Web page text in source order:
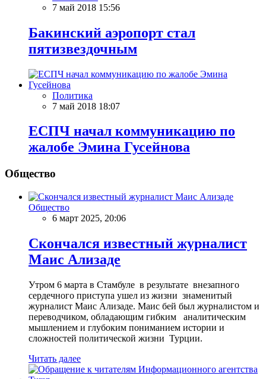
7 май 2018 15:56
Бакинский аэропорт стал
пятизвездочным
Политика
7 май 2018 18:07
ЕСПЧ начал коммуникацию по
жалобе Эмина Гусейнова
Общество
Общество
6 март 2025, 20:06
Скончался известный журналист
Маис Ализаде
Утром 6 марта в Стамбуле в результате внезапного
сердечного приступа ушел из жизни знаменитый
журналист Маис Ализаде. Маис бей был журналистом и
переводчиком, обладающим гибким аналитическим
мышлением и глубоким пониманием истории и
сложностей политической жизни Турции.
Читать далее